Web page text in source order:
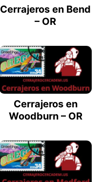
Cerrajeros en Bend
– OR
Cerrajeros en
Woodburn – OR